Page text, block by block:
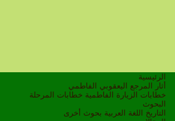
الرئيسية
أثار المرجع اليعقوبي الفاطمي
خطابات الزيارة الفاطمية خطابات المرحلة
البحوث
التاريخ
اللغة العربية بحوث أخرى